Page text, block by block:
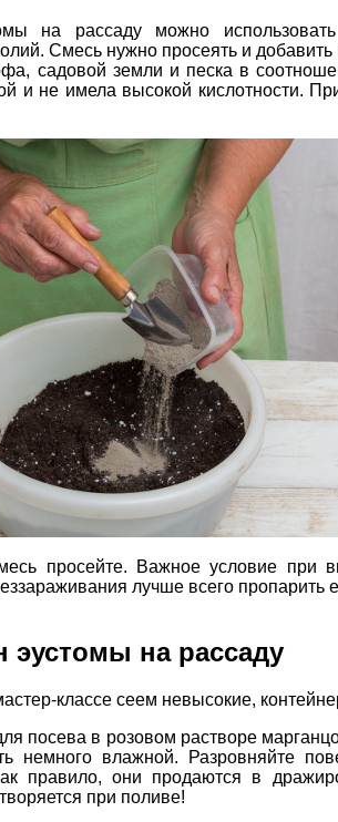
на рассаду можно
Смесь нужно просеять и
, садовой земли и песка в
и не имела высокой кислотности.
просейте. Важное условие при
лучше всего пропарить
эустомы на рассаду
классе сеем невысокие,
посева в розовом растворе
немного влажной. Разровняйте
правило, они продаются в
при поливе!